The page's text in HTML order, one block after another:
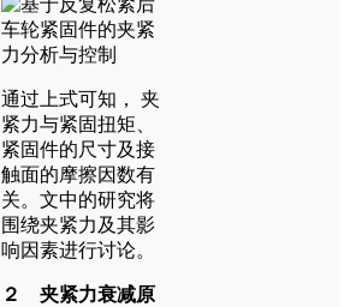
通过上式可知， 夹
紧力与紧固扭矩、
紧固件的尺寸及接
触面的摩擦因数有
关。文中的研究将
围绕夹紧力及其影
响因素进行讨论。
２ 夹紧力衰减原